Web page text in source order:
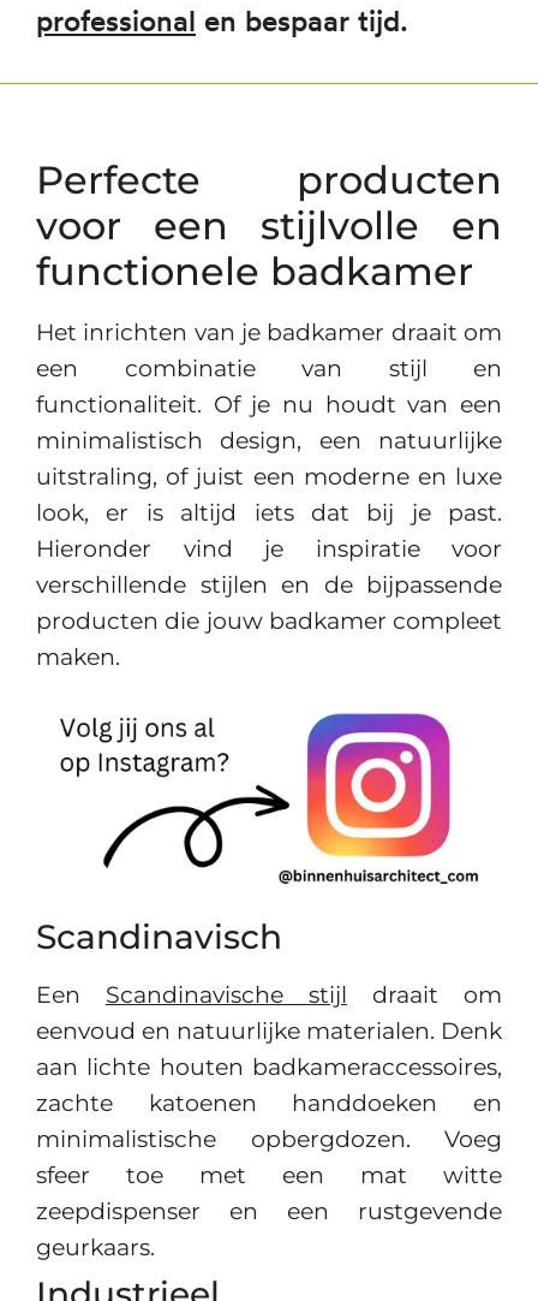
professional en bespaar tijd.
Perfecte producten
voor een stijlvolle en
functionele badkamer
Het inrichten van je badkamer draait om
een combinatie van stijl en
functionaliteit. Of je nu houdt van een
minimalistisch design, een natuurlijke
uitstraling, of juist een moderne en luxe
look, er is altijd iets dat bij je past.
Hieronder vind je inspiratie voor
verschillende stijlen en de bijpassende
producten die jouw badkamer compleet
maken.
Scandinavisch
Een Scandinavische stijl draait om
eenvoud en natuurlijke materialen. Denk
aan lichte houten badkameraccessoires,
zachte katoenen handdoeken en
minimalistische opbergdozen. Voeg
sfeer toe met een mat witte
zeepdispenser en een rustgevende
geurkaars.